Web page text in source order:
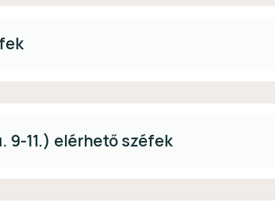
9-11.) elérhető széfek